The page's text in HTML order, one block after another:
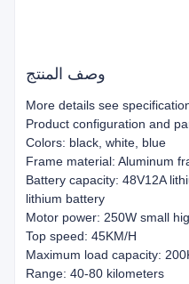
وصف المنتج
More details see
Product configuration and
Colors: black, white, blue
Frame material: Aluminum
Battery capacity: 48V12A
lithium battery
Motor power: 250W small
Top speed: 45KM/H
Maximum load capacity:
Range: 40-80 kilometers